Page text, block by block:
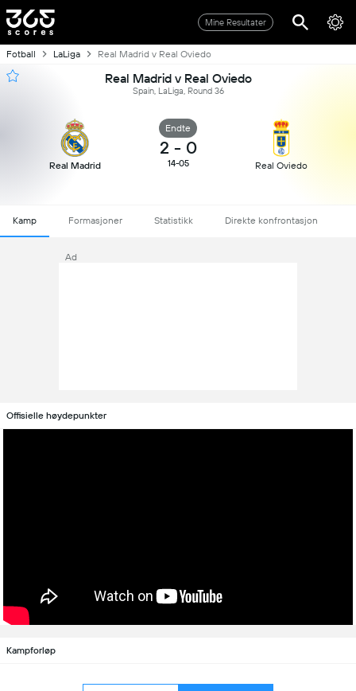
Mine Resultater
Fotball LaLiga Real Madrid v Real Oviedo
Real Madrid v Real Oviedo
Spain, LaLiga, Round 36
Real Madrid
Endte
2 - 0
14-05 Real Oviedo
Kamp Formasjoner Statistikk Direkte konfrontasjon
Ad
Offisielle høydepunkter
Kampforløp